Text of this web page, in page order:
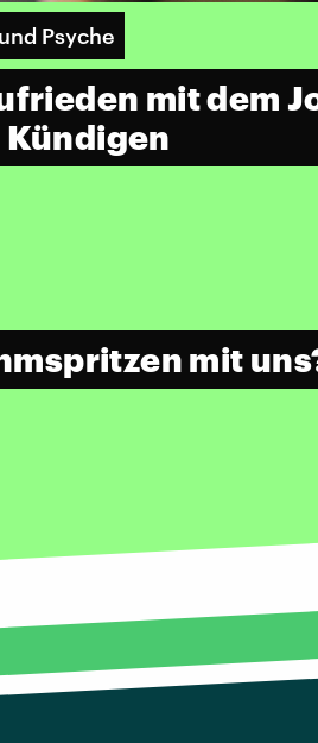
Psyche
mit dem
Kündigen
mit